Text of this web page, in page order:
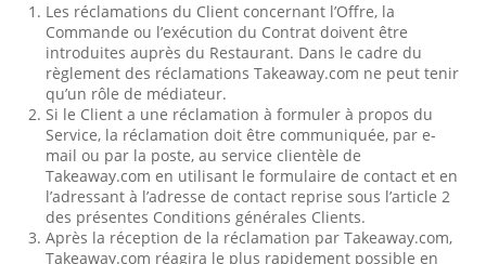
Les réclamations du Client concernant l’Offre, la
Commande ou l’exécution du Contrat doivent être
introduites auprès du Restaurant. Dans le cadre du
règlement des réclamations Takeaway.com ne peut tenir
qu’un rôle de médiateur.
Si le Client a une réclamation à formuler à propos du
Service, la réclamation doit être communiquée, par e-
mail ou par la poste, au service clientèle de
Takeaway.com en utilisant le formulaire de contact et en
l’adressant à l’adresse de contact reprise sous l’article 2
des présentes Conditions générales Clients.
Après la réception de la réclamation par Takeaway.com,
Takeaway.com réagira le plus rapidement possible en